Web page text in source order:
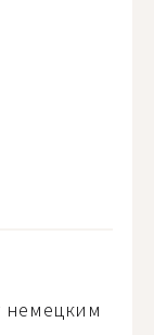
немецким